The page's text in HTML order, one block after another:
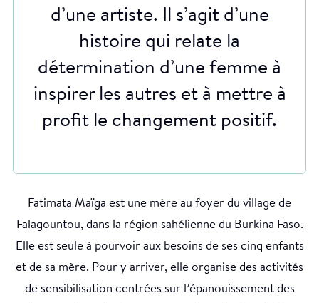
d’une artiste. Il s’agit d’une
histoire qui relate la
détermination d’une femme à
inspirer les autres et à mettre à
profit le changement positif.
Fatimata Maïga est une mère au foyer du village de
Falagountou, dans la région sahélienne du Burkina Faso.
Elle est seule à pourvoir aux besoins de ses cinq enfants
et de sa mère. Pour y arriver, elle organise des activités
de sensibilisation centrées sur l’épanouissement des